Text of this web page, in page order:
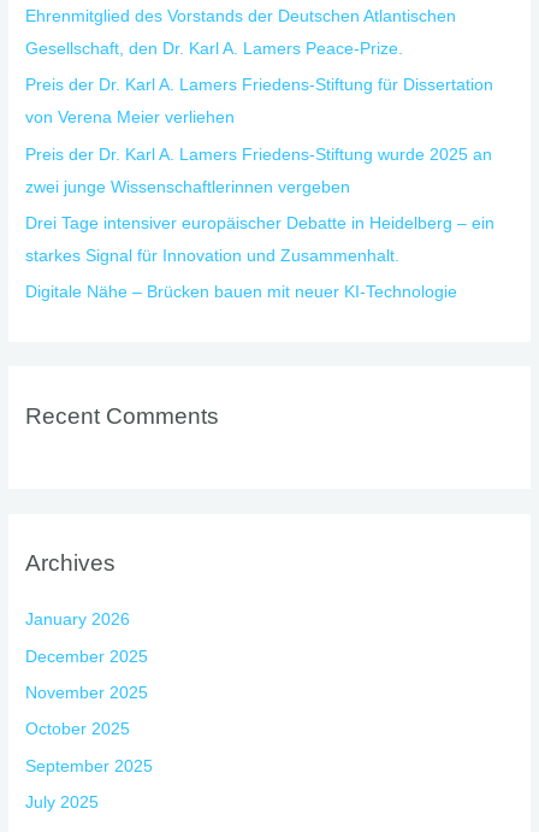
r
:
Ehrenmitglied des Vorstands der Deutschen Atlantischen
Gesellschaft, den Dr. Karl A. Lamers Peace-Prize.
Preis der Dr. Karl A. Lamers Friedens-Stiftung für Dissertation
von Verena Meier verliehen
Preis der Dr. Karl A. Lamers Friedens-Stiftung wurde 2025 an
zwei junge Wissenschaftlerinnen vergeben
Drei Tage intensiver europäischer Debatte in Heidelberg – ein
starkes Signal für Innovation und Zusammenhalt.
Digitale Nähe – Brücken bauen mit neuer KI-Technologie
Recent Comments
Archives
January 2026
December 2025
November 2025
October 2025
September 2025
July 2025